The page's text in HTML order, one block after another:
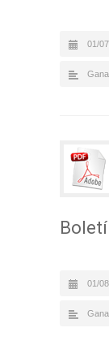
01/
01/